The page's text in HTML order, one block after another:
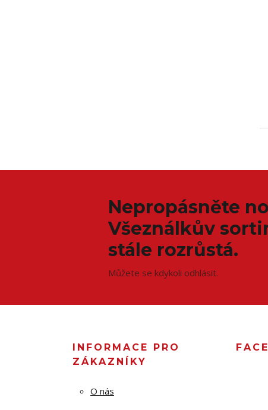
Nepropásněte
Všeználkův
stále rozrůstá.
Můžete se kdykoli odhlásit.
INFORMACE PRO
ZÁKAZNÍKY
O nás